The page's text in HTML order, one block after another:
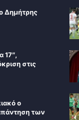
Δημήτρης
17″,
στις
ο
των